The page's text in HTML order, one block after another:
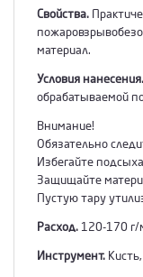
Свойства.
материал.
Условия нанесения.
обрабатываемой
Внимание!
Обязательно
Избегайте
Защищайте
Пустую тару
Расход. 120-170 г/
Инструмент.